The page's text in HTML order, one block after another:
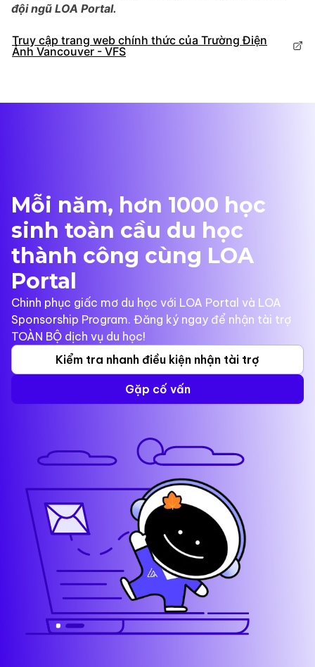
đội ngũ LOA Portal.
Truy cập trang web chính thức của Trường Điện
Ảnh Vancouver - VFS
Mỗi năm, hơn 1000 học
sinh toàn cầu du học
thành công cùng LOA
Portal
Chinh phục giấc mơ du học với LOA Portal và LOA
Sponsorship Program. Đăng ký ngay để nhận tài trợ
TOÀN BỘ dịch vụ du học!
Kiểm tra nhanh điều kiện nhận tài trợ
Gặp cố vấn